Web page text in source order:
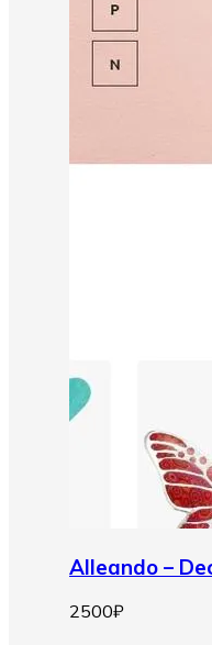
Alleando –
2500₽